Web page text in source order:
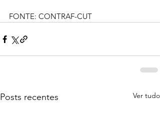
FONTE: CONTRAF-CUT
Posts recentes Ver tudo